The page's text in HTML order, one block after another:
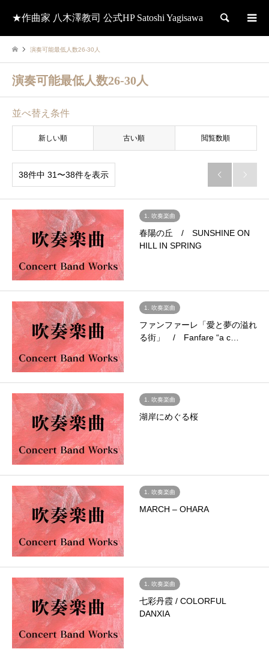
★作曲家 八木澤教司 公式HP Satoshi Yagisawa 検索
演奏可能最低人数26-30人
演奏可能最低人数26-30人
並べ替え条件
新しい順 古い順 閲覧数順
38件中 31〜38件を表示  
1. 吹奏楽曲
春陽の丘 / SUNSHINE ON
HILL IN SPRING
1. 吹奏楽曲
ファンファーレ「愛と夢の溢れ
る街」 / Fanfare “a c…
1. 吹奏楽曲
湖岸にめぐる桜
1. 吹奏楽曲
MARCH – OHARA
1. 吹奏楽曲
七彩丹霞 / COLORFUL
DANXIA